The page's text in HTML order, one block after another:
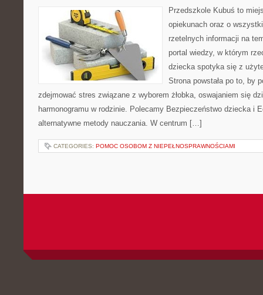
Przedszkole Kubuś to
opiekunach oraz o
rzetelnych informacji na
portal wiedzy, w którym
dziecka spotyka się z
Strona powstała po to, by
zdejmować stres związane z wyborem żłobka, oswajaniem się
harmonogramu w rodzinie. Polecamy Bezpieczeństwo dziecka i
alternatywne metody nauczania. W centrum […]
CATEGORIES: POMOC OSOBOM Z NIEPEŁNOSPRAWNOŚCIAMI